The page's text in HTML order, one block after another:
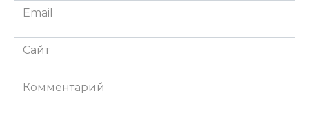
Email
Сайт
Комментарий